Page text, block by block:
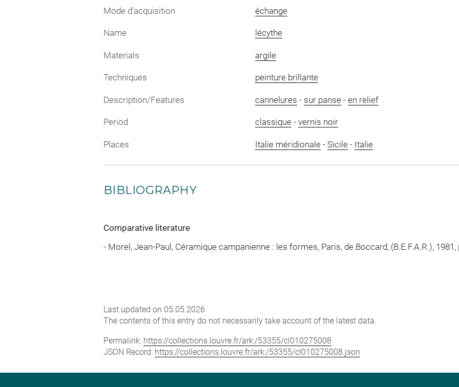
Mode d'acquisition échange
Name lécythe
Materials argile
Techniques peinture brillante
Description/Features cannelures - sur panse- en relief
Period classique- vernis noir
Places Italie méridionale- Sicile- Italie
BIBLIOGRAPHY
Comparative literature
- Morel, Jean-Paul, Céramique campanienne : les formes, Paris, de Boccard, (B.E.F.A.R.), 1981,
Last updated on 05.05.2026
The contents of this entry do not necessarily take account of the latest data.
Permalink: https://collections.louvre.fr/ark:/53355/cl010275008
JSON Record: https://collections.louvre.fr/ark:/53355/cl010275008.json